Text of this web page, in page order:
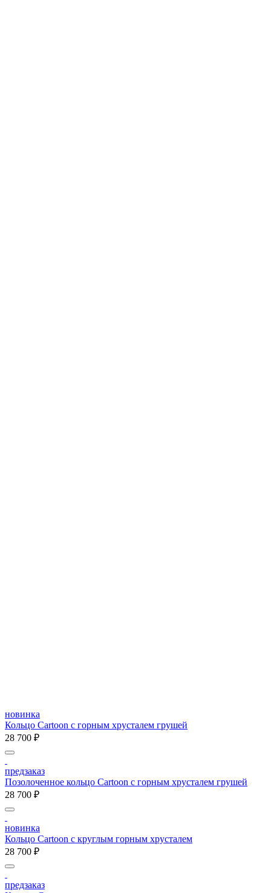
новинка
Кольцо Cartoon c горным хрусталем грушей
28 700 ₽
предзаказ
Позолоченное кольцо Cartoon c горным хрусталем грушей
28 700 ₽
новинка
Кольцо Cartoon c круглым горным хрусталем
28 700 ₽
предзаказ